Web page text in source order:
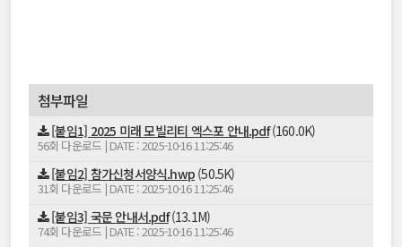
첨부파일
[붙임1] 2025 미래 모빌리티 엑스포 안내.pdf(160.0K)
56회 다운로드 | DATE : 2025-10-16 11:25:46
[붙임2] 참가신청서양식.hwp (50.5K)
31회 다운로드 | DATE : 2025-10-16 11:25:46
[붙임3] 국문 안내서.pdf(13.1M)
74회 다운로드 | DATE : 2025-10-16 11:25:46